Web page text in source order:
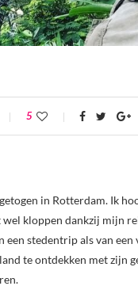
5
in Rotterdam. Ik
kloppen dankzij mijn
een stedentrip als van
te ontdekken met zijn